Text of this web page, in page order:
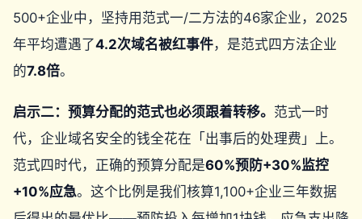
500+企业中，坚持用范式一/二方法的46家企业，2025
年平均遭遇了4.2次域名被红事件，是范式四方法企业
的7.8倍。
启示二：预算分配的范式也必须跟着转移。 范式一时
代，企业域名安全的钱全花在「出事后的处理费」上。
范式四时代，正确的预算分配是60%预防+30%监控
+10%应急。这个比例是我们核算1,100+企业三年数据